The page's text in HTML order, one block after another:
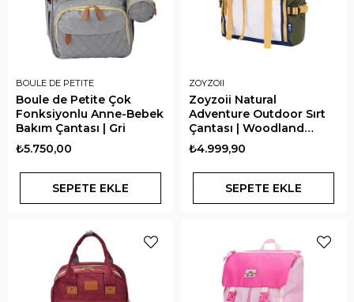
BOULE DE PETITE
Boule de Petite Çok
Fonksiyonlu Anne-Bebek
Bakım Çantası | Gri
₺5.750,00
SEPETE EKLE
ZOYZOII
Zoyzoii Natural
Adventure Outdoor Sırt
Çantası | Woodland
Green
₺4.999,90
SEPETE EKLE